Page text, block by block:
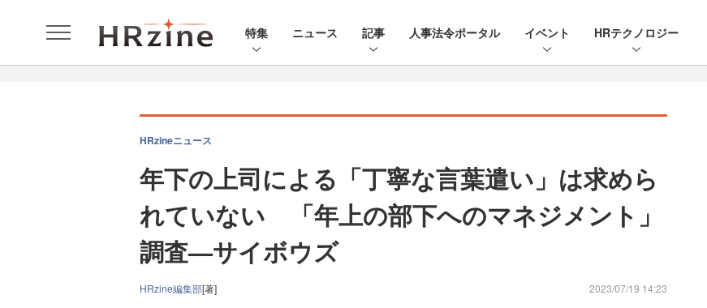
特集 ニュース 記事 人事法令ポータル イベント HRテクノロジー
HRzineニュース
年下の上司による「丁寧な言葉遣い」は求めら
れていない 「年上の部下へのマネジメント」
調査—サイボウズ
HRzine編集部[著] 2023/07/19 14:23